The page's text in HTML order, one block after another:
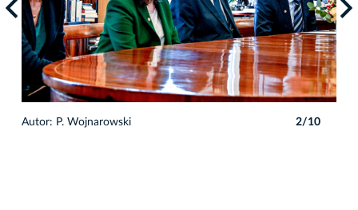
Autor: P. Wojnarowski 2/10